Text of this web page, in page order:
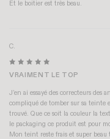
Et le boitier est très beau.
C.
VRAIMENT LE TOP
J’en ai essayé des correcteurs des
compliqué de tomber sur sa teinte
trouvé. Que ce soit la couleur la
le packaging ce produit est pour
Mon teint reste frais et super beau